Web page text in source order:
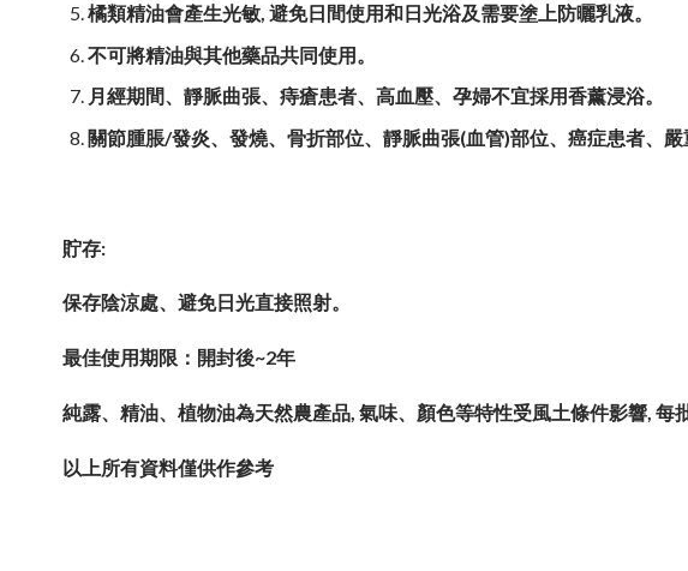
橘類精油會產生光敏, 避免日間使用和日光浴及需要塗上防曬乳液。
不可將精油與其他藥品共同使用。
月經期間、 靜脈曲張、痔瘡患者、高血壓、孕婦不宜採用香薰浸浴。
關節腫脹/發炎、發燒、骨折部位、靜脈曲張(血管)部位、癌症患者、嚴
貯存:
保存陰涼處、避免日光直接照射。
最佳使用期限：開封後~2年
純露、精油、植物油為天然農產品, 氣味、顏色等特性受風土條件影響, 每
以上所有資料僅供作參考